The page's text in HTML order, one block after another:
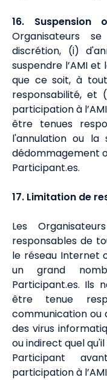
16. Suspension
Organisateurs
discrétion, (i)
suspendre l’AMI
que ce soit, à
responsabilité, et
participation à
être tenues
l'annulation ou la
dédommagement
Participant.es.
17. Limitation de
Les
responsables de
le réseau Internet
un grand
Participant.es. Ils
être tenue
communication ou
des virus
ou indirect quel
Participant
participation à